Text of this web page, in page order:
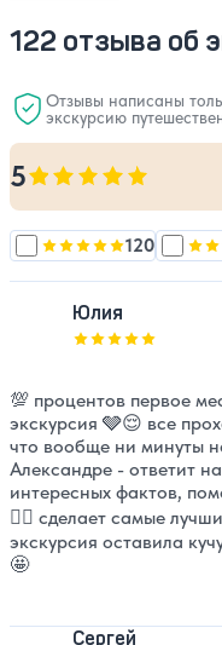
звуки природы и
чтобы провести вас в
122 отзыва об
5Оценка, количество
Отзывы написаны
экскурсию
Оценка, количество
120
Юлия
Оценка,
💯 процентов первое
экскурсия 🩶😌 все
что вообще ни минуты
Александре - ответит
интересных фактов,
❤️‍🔥 сделает самые
экскурсия оставила
🤩
Сергей